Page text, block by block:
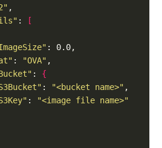
:
[
: "OVA"
: {
: "<bucket name>"
:
"<image file name>"